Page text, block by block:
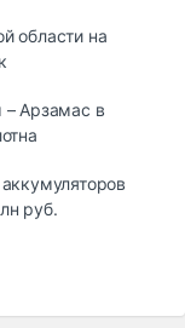
области на
Арзамас в
руб.